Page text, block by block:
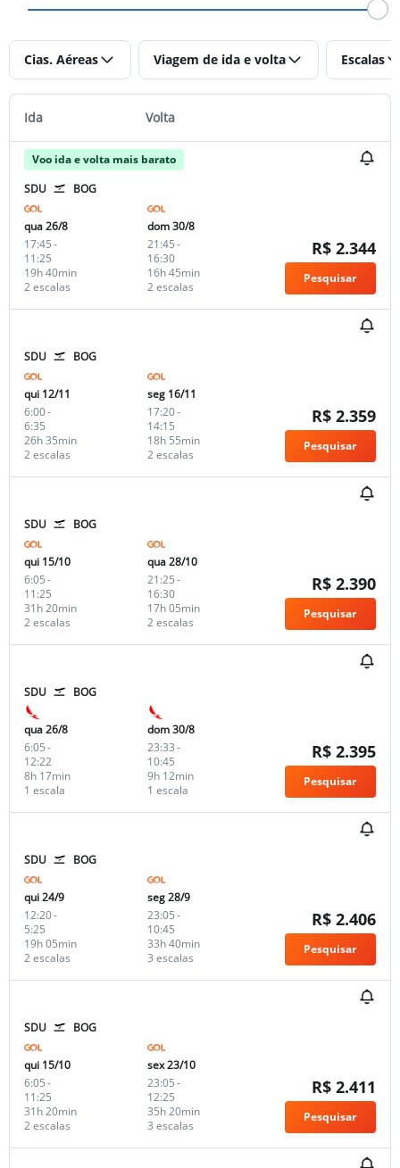
Cias. Aéreas Viagem de ida e volta Escalas
Ida Volta
Voo ida e volta mais barato
SDU
BOG
qua 26/8
17:45-
11:25
2 escalas
19h 40min
dom 30/8
21:45-
16:30
2 escalas
16h 45min
R$ 2.344
Pesquisar
SDU BOG
qui 12/11
6:00-
6:35
2 escalas
26h 35min
seg 16/11
17:20-
14:15
2 escalas
18h 55min
R$ 2.359
Pesquisar
SDU BOG
qui 15/10
6:05-
11:25
2 escalas
31h 20min
qua 28/10
21:25-
16:30
2 escalas
17h 05min
R$ 2.390
Pesquisar
SDU BOG
qua 26/8
6:05-
12:22
1 escala
8h 17min
dom 30/8
23:33-
10:45
1 escala
9h 12min
R$ 2.395
Pesquisar
SDU BOG
qui 24/9
12:20-
5:25
2 escalas
19h 05min
seg 28/9
23:05-
10:45
3 escalas
33h 40min
R$ 2.406
Pesquisar
SDU BOG
qui 15/10
6:05-
11:25
2 escalas
31h 20min
sex 23/10
23:05-
12:25
3 escalas
35h 20min
R$ 2.411
Pesquisar